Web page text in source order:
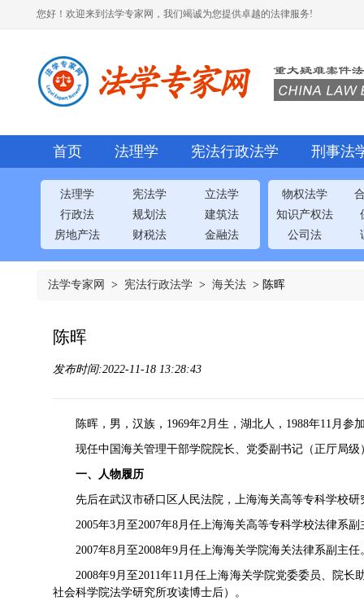
您好！欢迎来到法学专家网，我们竭诚为您提供卓越的法律服务!
首页 法理学 宪法行政法学 刑事法
法理学 宪法学
立法学
行政法
规划法
建筑法
房地产法
财税法 金融法
物权法学
知识产权法
公司法
法学专家网 > 宪法行政法学 > 海关法 > 陈晖
陈晖
发布时间:2022-11-18 13:28:43
陈晖，男， 汉族 ，1969年2月生， 湖北人，1988年11月参
现任中国海关管理干部学院院长、党委副书记（正厅局级
一、 人物履历
先后在武汉市硚口区人民法院，上海海关高等专科学校
2005年3月至2007年8月任上海海关高等专科学校法律系副
2007年8月至2008年9月任上海海关学院海关法律系副主任
2008年9月至2011年11月任上海海关学院党委委员、院
社会科学院法学研究所攻读博士后）。